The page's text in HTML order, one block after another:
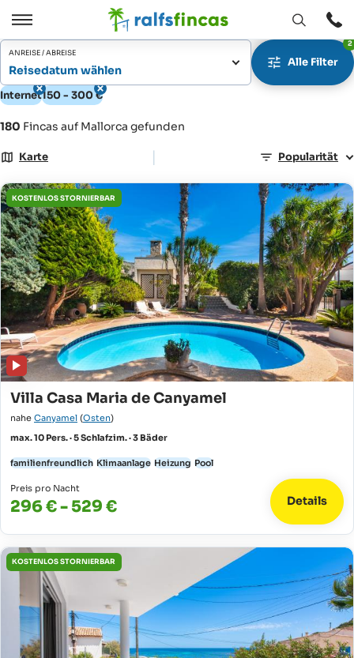
Öffnen
/
Schließen
Fenster
Öffnen
ANREISE / ABREISE
Reisedatum wählen
Alle Filter
2
Internet150 - 300 €
180 Fincas auf Mallorca gefunden
Karte | Popularität
KOSTENLOS STORNIERBAR
Villa Casa Maria de Canyamel
nahe Canyamel (Osten)
max. 10 Pers. · 5 Schlafzim. · 3 Bäder
familienfreundlich Klimaanlage Heizung Pool
Preis pro Nacht
296 € - 529 € Details
KOSTENLOS STORNIERBAR